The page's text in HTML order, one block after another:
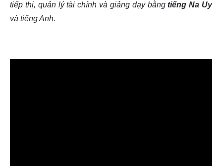
tiếp thị, quản lý tài chính và giảng dạy bằngtiếng Na Uy
và tiếng Anh.